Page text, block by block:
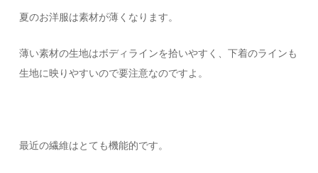
夏のお洋服は素材が薄くなります。
薄い素材の生地はボディラインを拾いやすく、下着のラインも
生地に映りやすいので要注意なのですよ。
最近の繊維はとても機能的です。